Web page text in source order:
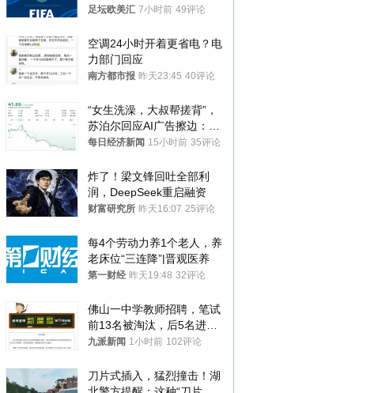
足坛欧美汇 7小时前 49评论
空调24小时开着更省电？电
力部门回应
南方都市报 昨天23:45 40评论
“女生洗澡，大叔帮搓背”，
苏泊尔回应AI广告擦边：视
频全下架，已强化内容管理
每日经济新闻 15小时前 35评论
炸了！梁文锋回吐全部利
润，DeepSeek重启融资
财富研究所 昨天16:07 25评论
每4个劳动力养1个老人，养
老床位“三连降”|晋观医养
第一财经 昨天19:48 32评论
佛山一中学教师招聘，笔试
前13名被淘汰，后5名进体
检，被疑萝卜岗，官方通
九派新闻 1小时前 102评论
刀片式插入，猛烈撞击！湖